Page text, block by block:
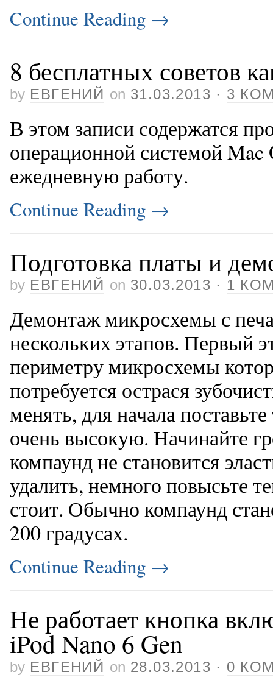
Continue Reading →
8 бесплатных советов
by ЕВГЕНИЙ on 31.03.2013 · 3
В этом записи содержатся
операционной системой Mac
ежедневную работу.
Continue Reading →
Подготовка платы и
by ЕВГЕНИЙ on 30.03.2013 · 1
Демонтаж микросхемы с
нескольких этапов. Первый
периметру микросхемы
потребуется острася
менять, для начала
очень высокую. Начинайте
компаунд не становится
удалить, немного повысьте
стоит. Обычно компаунд
200 градусах.
Continue Reading →
Не работает кнопка
iPod Nano 6 Gen
by ЕВГЕНИЙ on 28.03.2013 · 0